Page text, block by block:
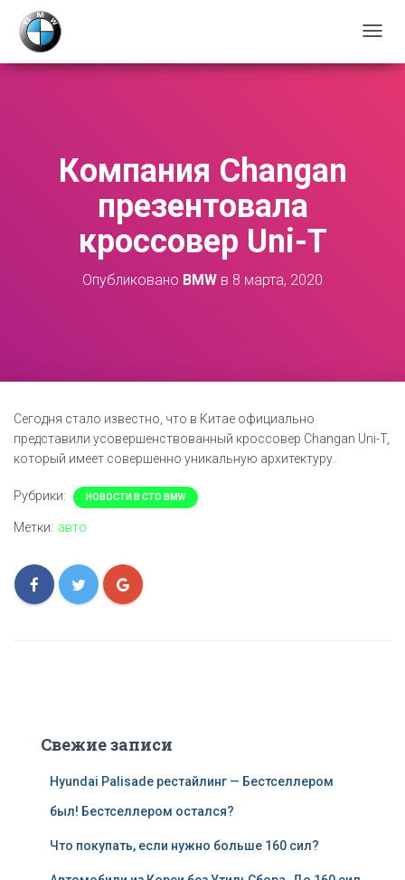
Е
Компания Changan
презентовала
кроссовер Uni-T
Опубликовано BMW в 8 марта, 2020
Сегодня стало известно, что в Китае официально
представили усовершенствованный кроссовер Changan Uni-T,
который имеет совершенно уникальную архитектуру.
Рубрики: НОВОСТИ В СТО BMW
Метки: авто
Свежие записи
Hyundai Palisade рестайлинг — Бестселлером
был! Бестселлером остался?
Что покупать, если нужно больше 160 сил?